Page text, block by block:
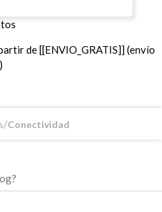
de [[ENVIO_GRATIS]] (envío
Conectividad